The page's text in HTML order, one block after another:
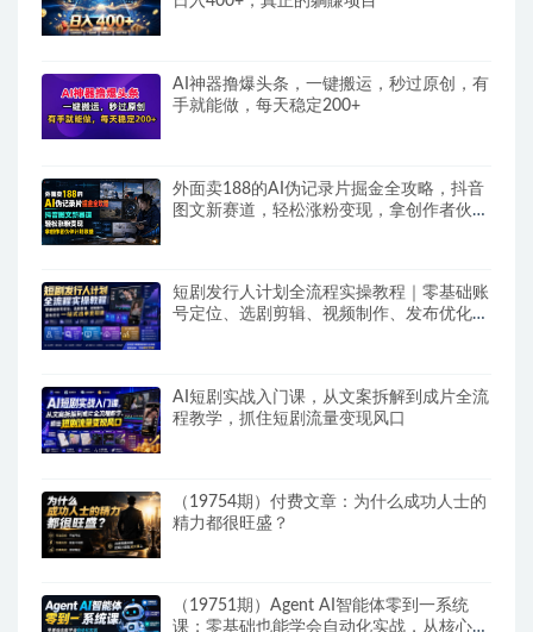
AI神器撸爆头条，一键搬运，秒过原创，有
手就能做，每天稳定200+
外面卖188的AI伪记录片掘金全攻略，抖音
图文新赛道，轻松涨粉变现，拿创作者伙伴
短剧发行人计划全流程实操教程｜零基础账
号定位、选剧剪辑、视频制作、发布优化一
AI短剧实战入门课，从文案拆解到成片全流
程教学，抓住短剧流量变现风口
（19754期）付费文章：为什么成功人士的
精力都很旺盛？
（19751期）Agent AI智能体零到一系统
课；零基础也能学会自动化实战，从核心概